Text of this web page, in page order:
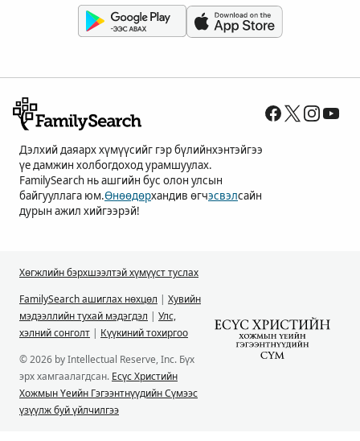
Дэлхий даяарх хүмүүсийг гэр бүлийнхэнтэйгээ
үе дамжин холбогдоход урамшуулах.
FamilySearch нь ашгийн бус олон улсын
байгууллага юм.Өнөөдөрхандив өгчэсвэлсайн
дурын ажил хийгээрэй!
Хөгжлийн бэрхшээлтэй хүмүүст туслах
FamilySearch ашиглах нөхцөл | Хувийн
мэдээллийн тухай мэдэгдэл | Улс,
хэлний сонголт | Күүкиний тохиргоо
© 2026 by Intellectual Reserve, Inc. Бүх
эрх хамгаалагдсан. Есүс Христийн
Хожмын Үеийн Гэгээнтнүүдийн Сүмээс
үзүүлж буй үйлчилгээ